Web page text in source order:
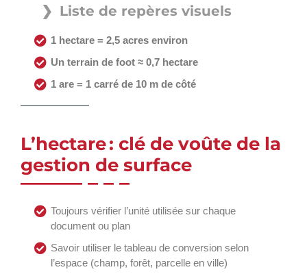
Liste de repères visuels
1 hectare = 2,5 acres environ
Un terrain de foot ≈ 0,7 hectare
1 are = 1 carré de 10 m de côté
L’hectare : clé de voûte de la
gestion de surface
Toujours vérifier l’unité utilisée sur chaque
document ou plan
Savoir utiliser le tableau de conversion selon
l’espace (champ, forêt, parcelle en ville)